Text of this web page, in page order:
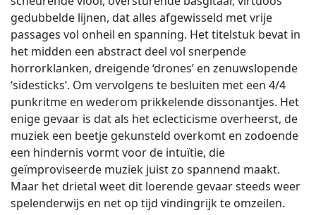
gedubbelde lijnen, dat alles afgewisseld met vrije
passages vol onheil en spanning. Het titelstuk bevat in
het midden een abstract deel vol snerpende
horrorklanken, dreigende ‘drones’ en zenuwslopende
‘sidesticks’. Om vervolgens te besluiten met een 4/4
punkritme en wederom prikkelende dissonantjes. Het
enige gevaar is dat als het eclecticisme overheerst, de
muziek een beetje gekunsteld overkomt en zodoende
een hindernis vormt voor de intuïtie, die
geïmproviseerde muziek juist zo spannend maakt.
Maar het drietal weet dit loerende gevaar steeds weer
spelenderwijs en net op tijd vindingrijk te omzeilen.